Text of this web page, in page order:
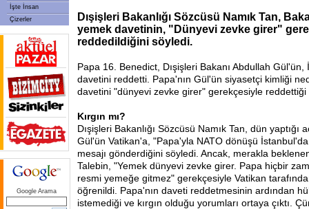
İşte İnsan
Çizerler
Google Arama
Dışişleri Bakanlığı Sözcüsü Namık Tan,
yemek davetinin, "Dünyevi zevke girer"
reddedildiğini söyledi.
Papa 16. Benedict, Dışişleri Bakanı Abdullah
davetini reddetti. Papa'nın Gül'ün siyasetçi kimliği
davetini "dünyevi zevke girer" gerekçesiyle reddettiği
Kırgın mı?
Dışişleri Bakanlığı Sözcüsü Namık Tan, dün yaptığı
Gül'ün Vatikan'a, "Papa'yla NATO dönüşü
mesajı gönderdiğini söyledi. Ancak, merakla
Talebin, "Yemek dünyevi zevke girer. Papa hiçbir
resmi yemeğe gitmez" gerekçesiyle Vatikan
öğrenildi. Papa'nın daveti reddetmesinin ardından
istemediği ve kırgın olduğu yorumları ortaya çıktı.